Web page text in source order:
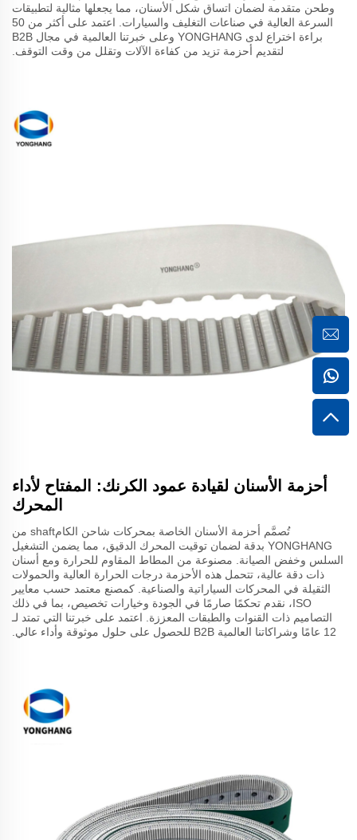
وطحن متقدمة لضمان اتساق شكل الأسنان، مما يجعلها مثالية لتطبيقات
السرعة العالية في صناعات التغليف والسيارات. اعتمد على أكثر من 50
براءة اختراع لدى YONGHANG وعلى خبرتنا العالمية في مجال B2B
لتقديم أحزمة تزيد من كفاءة الآلات وتقلل من وقت التوقف.
أحزمة الأسنان لقيادة عمود الكرنك: المفتاح لأداء
المحرك
تُصمَّم أحزمة الأسنان الخاصة بمحركات شاحن الكامshaft من
YONGHANG بدقة لضمان توقيت المحرك الدقيق، مما يضمن التشغيل
السلس وخفض الصيانة. مصنوعة من المطاط المقاوم للحرارة ومع أسنان
ذات دقة عالية، تتحمل هذه الأحزمة درجات الحرارة العالية والحمولات
الثقيلة في المحركات السياراتية والصناعية. كمصنع معتمد حسب معايير
ISO، نقدم تحكمًا صارمًا في الجودة وخيارات تخصيص، بما في ذلك
التصاميم ذات القنوات والطبقات المعززة. اعتمد على خبرتنا التي تمتد لـ
12 عامًا وشراكاتنا العالمية B2B للحصول على حلول موثوقة وأداء عالي.